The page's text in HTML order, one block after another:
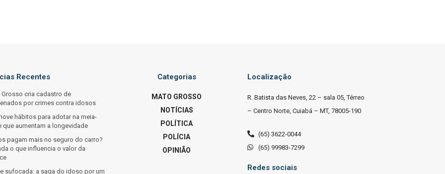
Recentes
Grosso cria cadastro de
por crimes contra idosos
hábitos para adotar na meia-
que aumentam a longevidade
pagam mais no seguro do carro?
o que influencia o valor da
sufocada: a saga do idoso por um
Categorias
MATO GROSSO
NOTÍCIAS
POLÍTICA
POLÍCIA
OPINIÃO
Localização
R. Batista das Neves, 22 – sala 05, Térreo
– Centro Norte, Cuiabá – MT, 78005-190
(65) 3622-0044
(65) 99983-7299
Redes sociais